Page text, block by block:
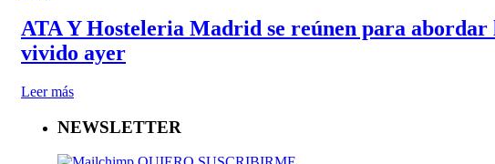
ATA Y Hosteleria Madrid se reúnen para abordar
vivido ayer
Leer más
NEWSLETTER